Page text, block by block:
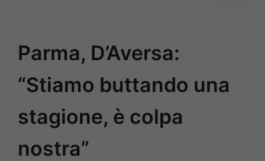
Parma, D’Aversa:
“Stiamo buttando una
stagione, è colpa
nostra”